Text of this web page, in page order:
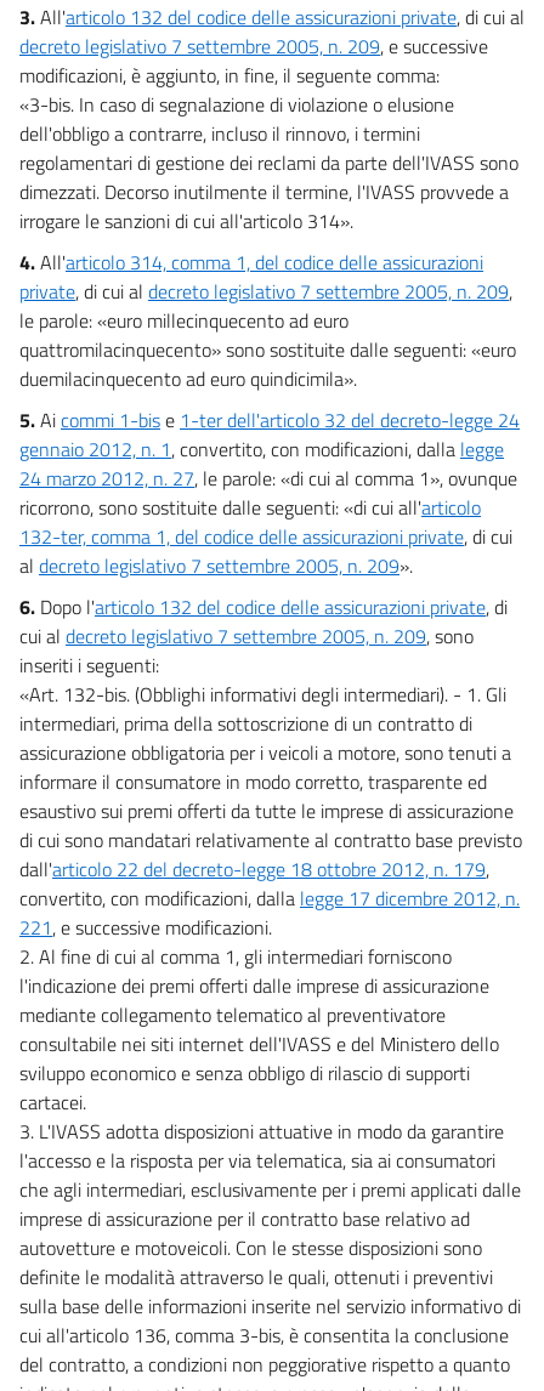
3.All'articolo 132 del codice delle assicurazioni private, di cui al
decreto legislativo 7 settembre 2005, n. 209, e successive
modificazioni, è aggiunto, in fine, il seguente comma:
«3-bis. In caso di segnalazione di violazione o elusione
dell'obbligo a contrarre, incluso il rinnovo, i termini
regolamentari di gestione dei reclami da parte dell'IVASS sono
dimezzati. Decorso inutilmente il termine, l'IVASS provvede a
irrogare le sanzioni di cui all'articolo 314».
4.All'articolo 314, comma 1, del codice delle assicurazioni
private, di cui al decreto legislativo 7 settembre 2005, n. 209,
le parole: «euro millecinquecento ad euro
quattromilacinquecento» sono sostituite dalle seguenti: «euro
duemilacinquecento ad euro quindicimila».
5.Aicommi 1-bise 1-ter dell'articolo 32 del decreto-legge 24
gennaio 2012, n. 1, convertito, con modificazioni, dalla legge
24 marzo 2012, n. 27, le parole: «di cui al comma 1», ovunque
ricorrono, sono sostituite dalle seguenti: «di cui all'articolo
132-ter, comma 1, del codice delle assicurazioni private, di cui
al decreto legislativo 7 settembre 2005, n. 209».
6. Dopo l'articolo 132 del codice delle assicurazioni private, di
cui al decreto legislativo 7 settembre 2005, n. 209, sono
inseriti i seguenti:
«Art. 132-bis. (Obblighi informativi degli intermediari). - 1. Gli
intermediari, prima della sottoscrizione di un contratto di
assicurazione obbligatoria per i veicoli a motore, sono tenuti a
informare il consumatore in modo corretto, trasparente ed
esaustivo sui premi offerti da tutte le imprese di assicurazione
di cui sono mandatari relativamente al contratto base previsto
dall'articolo 22 del decreto-legge 18 ottobre 2012, n. 179,
convertito, con modificazioni, dalla legge 17 dicembre 2012, n.
221, e successive modificazioni.
2. Al fine di cui al comma 1, gli intermediari forniscono
l'indicazione dei premi offerti dalle imprese di assicurazione
mediante collegamento telematico al preventivatore
consultabile nei siti internet dell'IVASS e del Ministero dello
sviluppo economico e senza obbligo di rilascio di supporti
cartacei.
3. L'IVASS adotta disposizioni attuative in modo da garantire
l'accesso e la risposta per via telematica, sia ai consumatori
che agli intermediari, esclusivamente per i premi applicati dalle
imprese di assicurazione per il contratto base relativo ad
autovetture e motoveicoli. Con le stesse disposizioni sono
definite le modalità attraverso le quali, ottenuti i preventivi
sulla base delle informazioni inserite nel servizio informativo di
cui all'articolo 136, comma 3-bis, è consentita la conclusione
del contratto, a condizioni non peggiorative rispetto a quanto